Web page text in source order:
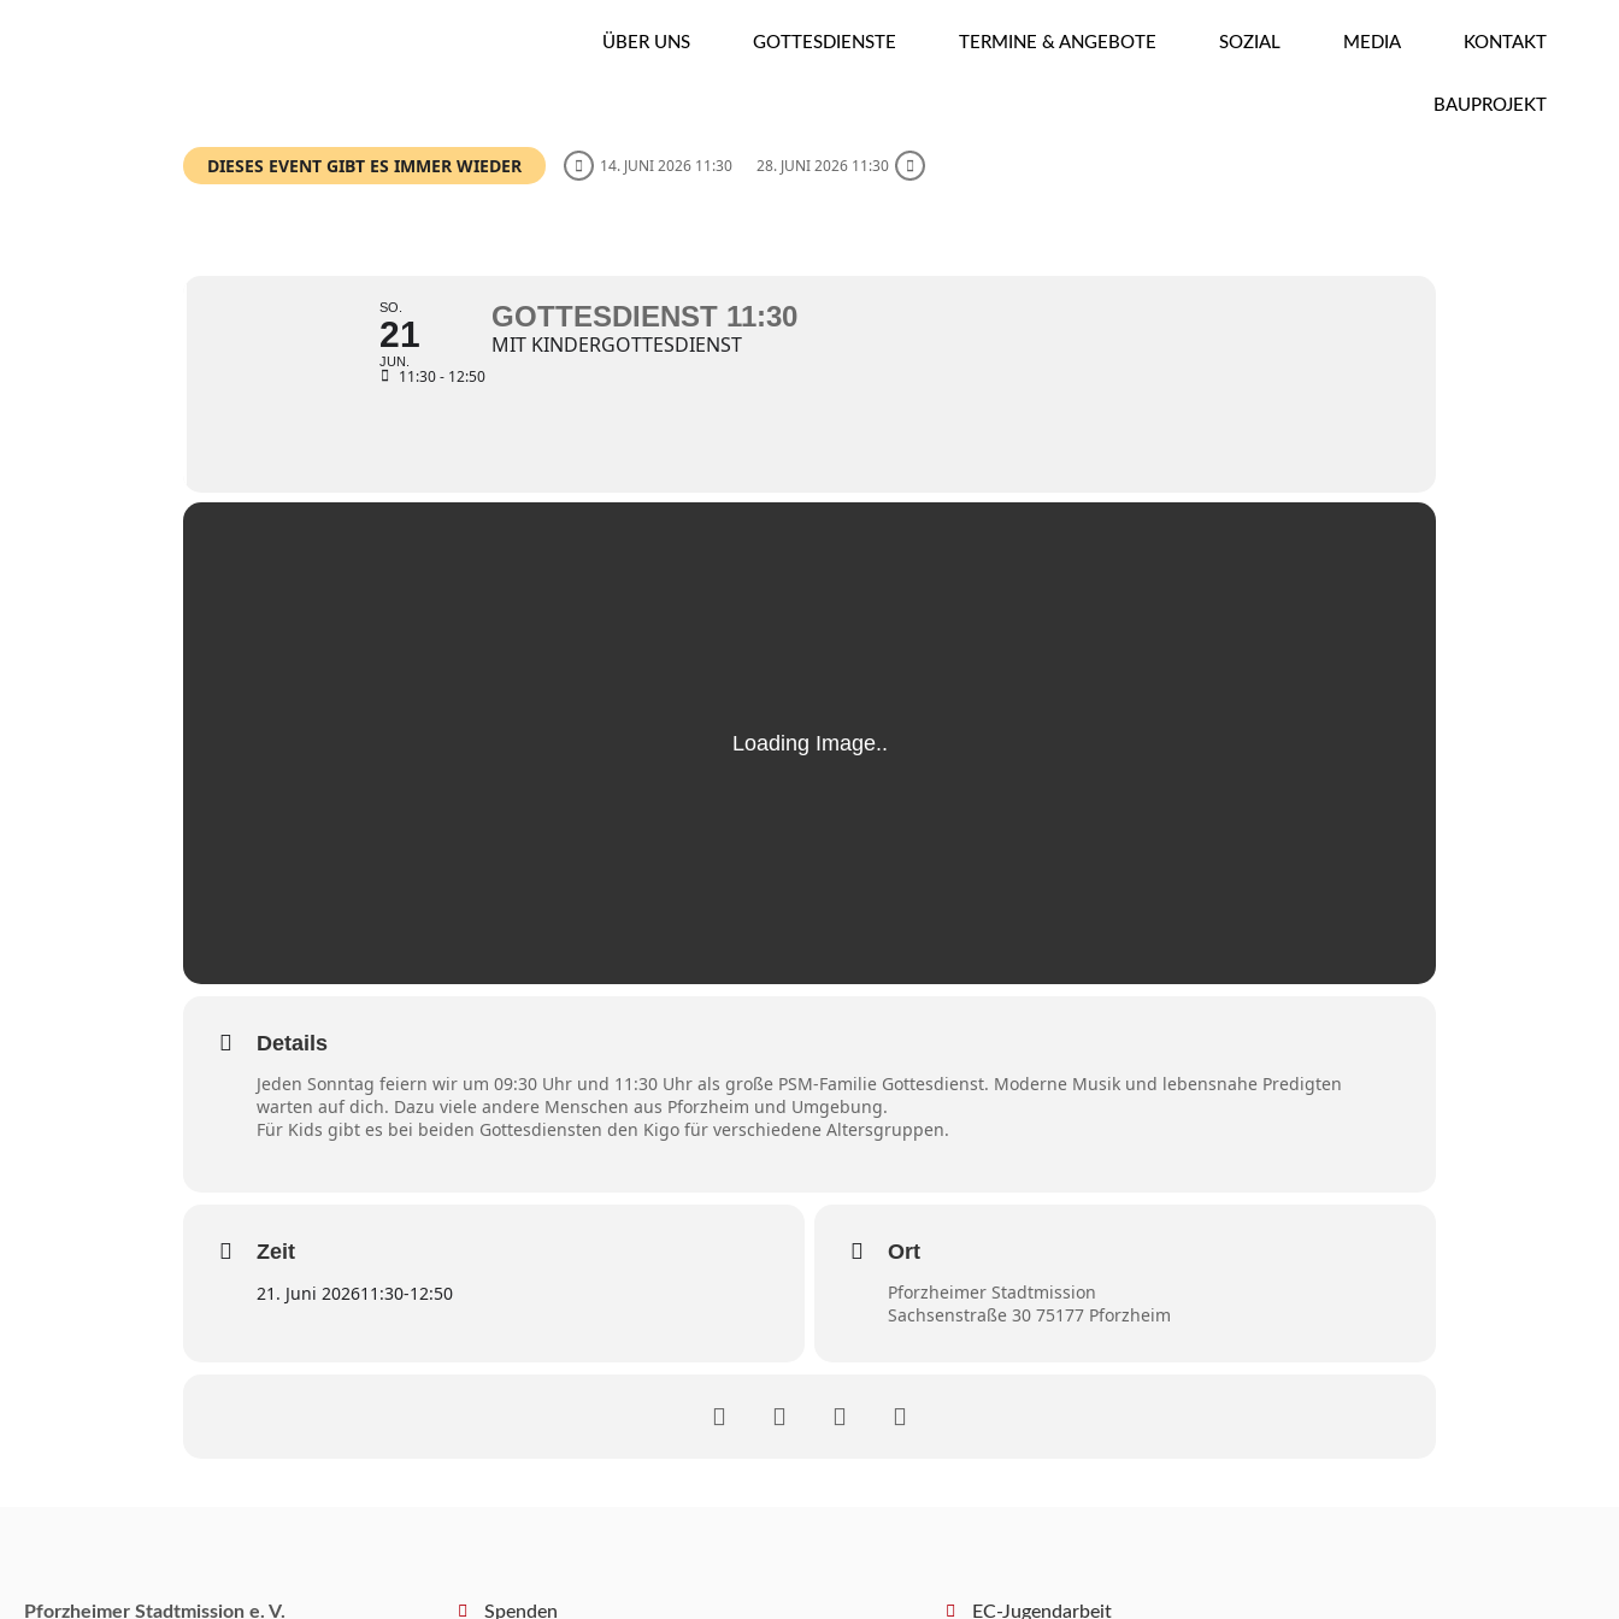
ÜBER UNS GOTTESDIENSTE TERMINE & ANGEBOTE SOZIAL MEDIA KONTAKT
BAUPROJEKT
DIESES EVENT GIBT ES IMMER WIEDER 14. JUNI 2026 11:30 28. JUNI 2026 11:30
SO.
21
JUN.
11:30 - 12:50
GOTTESDIENST 11:30
MIT KINDERGOTTESDIENST
Details
Jeden Sonntag feiern wir um 09:30 Uhr und 11:30 Uhr als große PSM-Familie Gottesdienst. Moderne Musik und lebensnahe Predigten
warten auf dich. Dazu viele andere Menschen aus Pforzheim und Umgebung.
Für Kids gibt es bei beiden Gottesdiensten den Kigo für verschiedene Altersgruppen.
Zeit
21. Juni 202611:30-12:50
Ort
Pforzheimer Stadtmission
Sachsenstraße 30 75177 Pforzheim
Pforzheimer Stadtmission e. V. Spenden EC-Jugendarbeit